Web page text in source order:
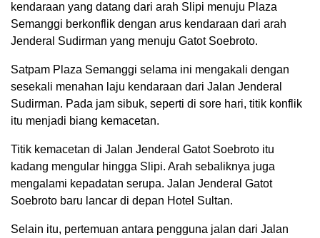
kendaraan yang datang dari arah Slipi menuju Plaza
Semanggi berkonflik dengan arus kendaraan dari arah
Jenderal Sudirman yang menuju Gatot Soebroto.
Satpam Plaza Semanggi selama ini mengakali dengan
sesekali menahan laju kendaraan dari Jalan Jenderal
Sudirman. Pada jam sibuk, seperti di sore hari, titik konflik
itu menjadi biang kemacetan.
Titik kemacetan di Jalan Jenderal Gatot Soebroto itu
kadang mengular hingga Slipi. Arah sebaliknya juga
mengalami kepadatan serupa. Jalan Jenderal Gatot
Soebroto baru lancar di depan Hotel Sultan.
Selain itu, pertemuan antara pengguna jalan dari Jalan